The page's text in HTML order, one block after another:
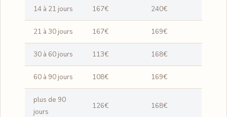
14 à 21 jours 167€ 240€
21 à 30 jours 167€ 169€
30 à 60 jours 113€ 168€
60 à 90 jours 108€ 169€
plus de 90
jours
126€ 168€